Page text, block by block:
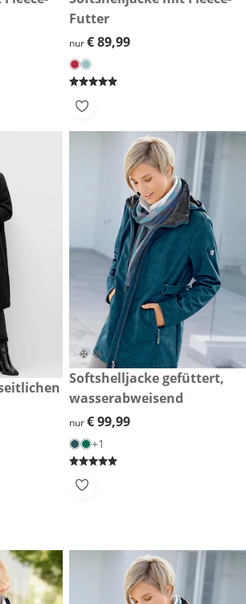
Futter
€ 89,99
nur€ 89,99
€ 99,99
Softshelljacke gefüttert,
wasserabweisend
€ 99,99
nur€ 99,99
+1